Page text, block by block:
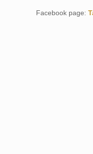
Facebook page: